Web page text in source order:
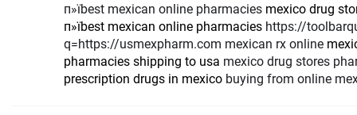
п»їbest mexican online pharmacies mexico drug
п»їbest mexican online pharmacies
q=https://usmexpharm.com mexican rx online
pharmacies shipping to usa mexico drug stores
prescription drugs in mexico buying from online